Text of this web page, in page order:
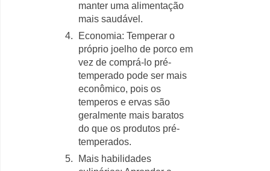
manter uma alimentação
mais saudável.
Economia: Temperar o
próprio joelho de porco em
vez de comprá-lo pré-
temperado pode ser mais
econômico, pois os
temperos e ervas são
geralmente mais baratos
do que os produtos pré-
temperados.
Mais habilidades